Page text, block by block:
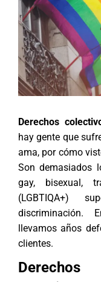
Derechos
hay gente que
ama, por cómo
Son demasiados
gay, bisexual,
(LGBTIQA+)
discriminación.
llevamos años
clientes.
Derechos